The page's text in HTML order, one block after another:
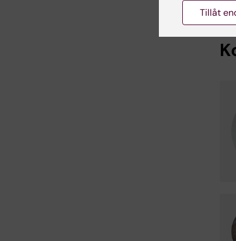
Tillåt